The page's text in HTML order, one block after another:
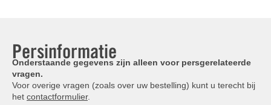
Persinformatie
Onderstaande gegevens zijn alleen voor persgerelateerde
vragen.
Voor overige vragen (zoals over uw bestelling) kunt u terecht bij
het contactformulier.